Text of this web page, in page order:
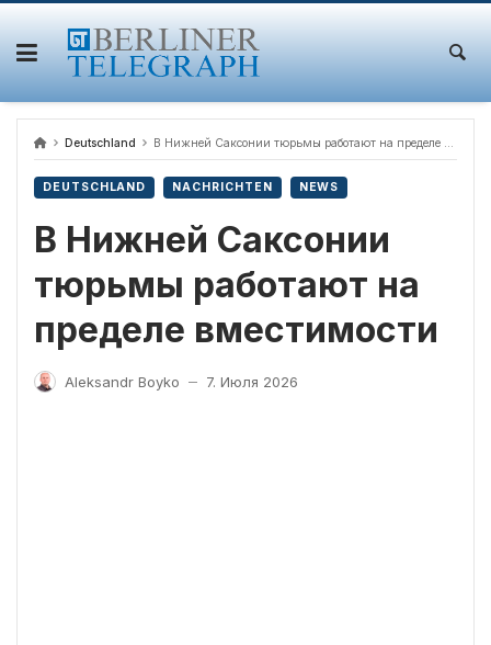
Skip
content
Deutschland В Нижней Саксонии тюрьмы работают на пределе вместимости
DEUTSCHLAND NACHRICHTEN NEWS
В Нижней Саксонии
тюрьмы работают на
пределе вместимости
Aleksandr Boyko — 7. Июля 2026